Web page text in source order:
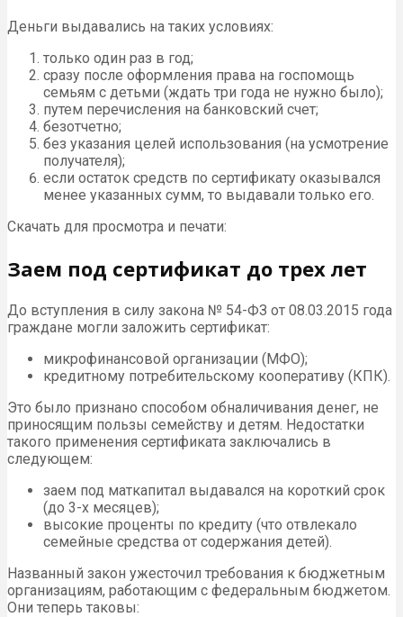
Деньги выдавались на таких условиях:
только один раз в год;
сразу после оформления права на госпомощь
семьям с детьми (ждать три года не нужно было);
путем перечисления на банковский счет;
безотчетно;
без указания целей использования (на усмотрение
получателя);
если остаток средств по сертификату оказывался
менее указанных сумм, то выдавали только его.
Скачать для просмотра и печати:
Заем под сертификат до трех лет
До вступления в силу закона № 54-ФЗ от 08.03.2015 года
граждане могли заложить сертификат:
микрофинансовой организации (МФО);
кредитному потребительскому кооперативу (КПК).
Это было признано способом обналичивания денег, не
приносящим пользы семейству и детям. Недостатки
такого применения сертификата заключались в
следующем:
заем под маткапитал выдавался на короткий срок
(до 3-х месяцев);
высокие проценты по кредиту (что отвлекало
семейные средства от содержания детей).
Названный закон ужесточил требования к бюджетным
организациям, работающим с федеральным бюджетом.
Они теперь таковы: